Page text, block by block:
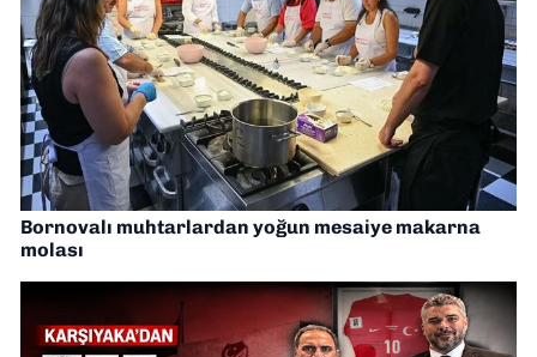
Bornovalı muhtarlardan yoğun mesaiye makarna
molası